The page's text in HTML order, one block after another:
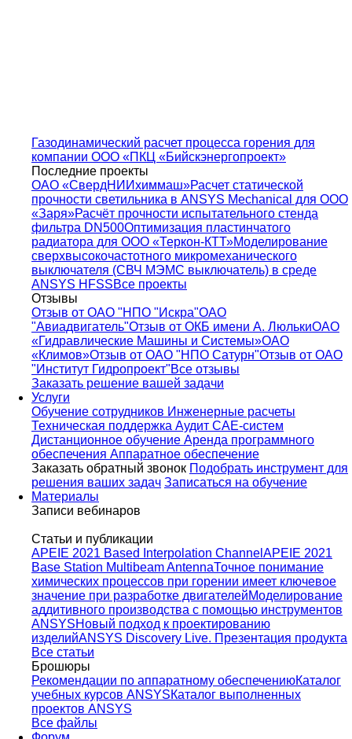
Газодинамический расчет процесса горения для
компании ООО «ПКЦ «Бийскэнергопроект»
Последние проекты
ОАО «СвердНИИхиммаш»Расчет статической
прочности светильника в ANSYS Mechanical для ООО
«Заря»Расчёт прочности испытательного стенда
фильтра DN500Оптимизация пластинчатого
радиатора для ООО «Теркон-КТТ»Моделирование
сверхвысокочастотного микромеханического
выключателя (СВЧ МЭМС выключатель) в среде
ANSYS HFSSВсе проекты
Отзывы
Отзыв от ОАО "НПО "Искра"ОАО
"Авиадвигатель"Отзыв от ОКБ имени А. ЛюлькиОАО
«Гидравлические Машины и Системы»ОАО
«Климов»Отзыв от ОАО "НПО Сатурн"Отзыв от ОАО
"Институт Гидропроект"Все отзывы
Заказать решение вашей задачи
Услуги
Обучение сотрудников Инженерные расчеты
Техническая поддержка Аудит CAE-систем
Дистанционное обучение Аренда программного
обеспечения Аппаратное обеспечение
Заказать обратный звонок Подобрать инструмент для
решения ваших задач Записаться на обучение
Материалы
Записи вебинаров
Статьи и публикации
APEIE 2021 Based Interpolation Channel APEIE 2021
Base Station Multibeam AntennaТочное понимание
химических процессов при горении имеет ключевое
значение при разработке двигателейМоделирование
аддитивного производства с помощью инструментов
ANSYSНовый подход к проектированию
изделийANSYS Discovery Live. Презентация продукта
Все статьи
Брошюры
Рекомендации по аппаратному обеспечениюКаталог
учебных курсов ANSYSКаталог выполненных
проектов ANSYS
Все файлы